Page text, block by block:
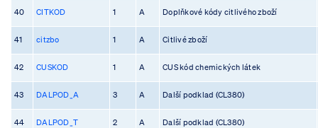
40 CITKOD 1 A Doplňkové kódy citlivého zboží
41 citzbo 1 A Citlivé zboží
42 CUSKOD 1 A CUS kód chemických látek
43 DALPOD_A 3 A Další podklad (CL380)
44 DALPOD_T 2 A Další podklad (CL380)